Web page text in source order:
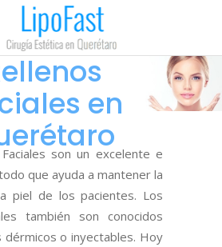
en
son un excelente e
que ayuda a mantener la
piel de los pacientes. Los
también son conocidos
dérmicos o inyectables. Hoy